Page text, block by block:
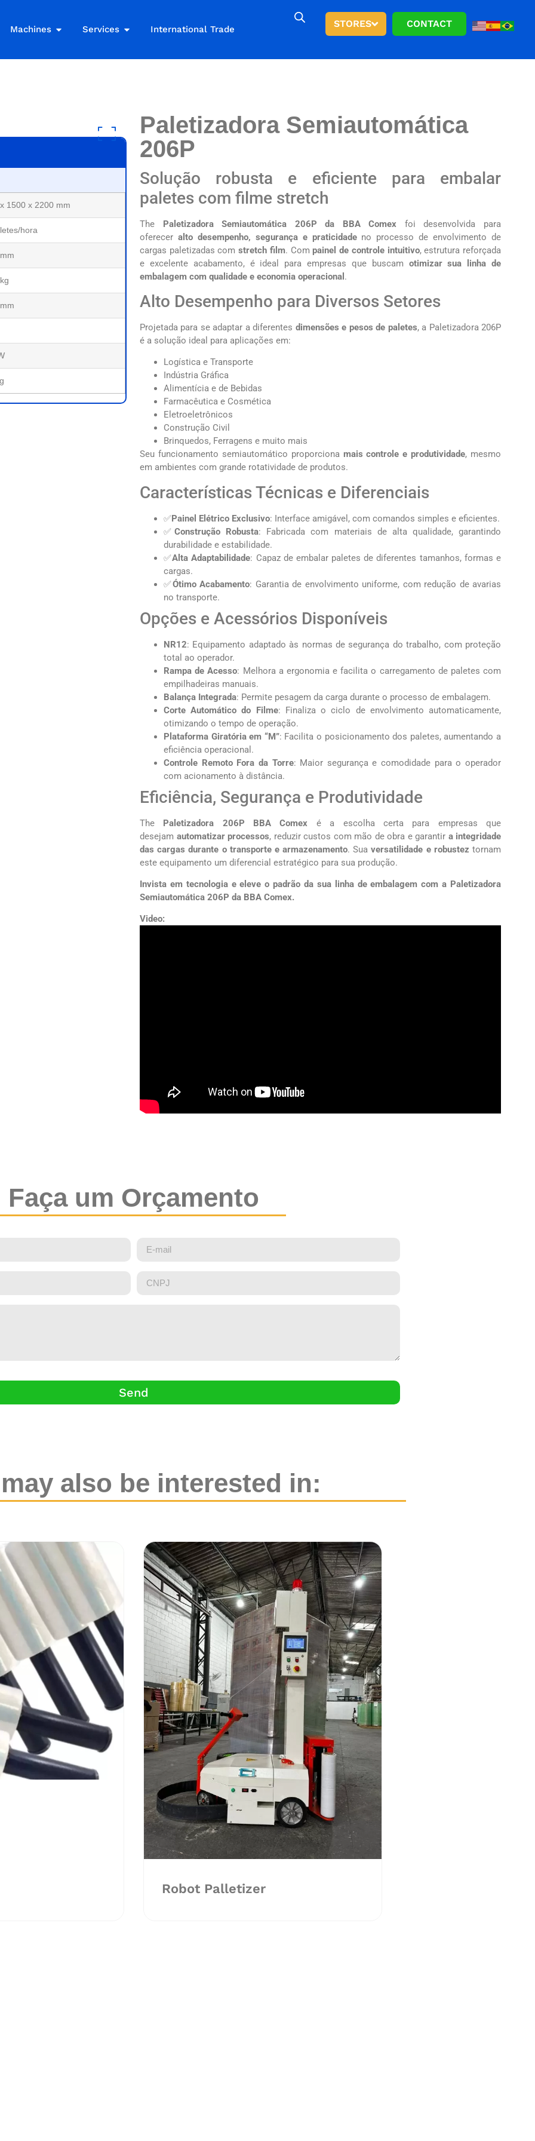
Machines Services International Trade
STORES CONTACT
1500 x 2200 mm
hora
Paletizadora Semiautomática
206P
Solução robusta e eficiente para embalar
paletes com filme stretch
The Paletizadora Semiautomática 206P da BBA Comex foi desenvolvida para
oferecer alto desempenho, segurança e praticidadeno processo de envolvimento de
cargas paletizadas comstretch film. Compainel de controle intuitivo, estrutura reforçada
e excelente acabamento, é ideal para empresas que buscam otimizar sua linha de
embalagem com qualidade e economia operacional .
Alto Desempenho para Diversos Setores
Projetada para se adaptar a diferentes dimensões e pesos de paletes, a Paletizadora 206P
é a solução ideal para aplicações em:
Logística e Transporte
Indústria Gráfica
Alimentícia e de Bebidas
Farmacêutica e Cosmética
Eletroeletrônicos
Construção Civil
Brinquedos, Ferragens e muito mais
Seu funcionamento semiautomático proporciona mais controle e produtividade, mesmo
em ambientes com grande rotatividade de produtos.
Características Técnicas e Diferenciais
✅Painel Elétrico Exclusivo: Interface amigável, com comandos simples e eficientes.
✅Construção Robusta: Fabricada com materiais de alta qualidade, garantindo
durabilidade e estabilidade.
✅Alta Adaptabilidade: Capaz de embalar paletes de diferentes tamanhos, formas e
cargas.
✅Ótimo Acabamento: Garantia de envolvimento uniforme, com redução de avarias
no transporte.
Opções e Acessórios Disponíveis
NR12: Equipamento adaptado às normas de segurança do trabalho, com proteção
total ao operador.
Rampa de Acesso: Melhora a ergonomia e facilita o carregamento de paletes com
empilhadeiras manuais.
Balança Integrada: Permite pesagem da carga durante o processo de embalagem.
Corte Automático do Filme: Finaliza o ciclo de envolvimento automaticamente,
otimizando o tempo de operação.
Plataforma Giratória em “M”: Facilita o posicionamento dos paletes, aumentando a
eficiência operacional.
Controle Remoto Fora da Torre: Maior segurança e comodidade para o operador
com acionamento à distância.
Eficiência, Segurança e Produtividade
The Paletizadora 206P BBA Comex é a escolha certa para empresas que
desejam automatizar processos, reduzir custos com mão de obra e garantir a integridade
das cargas durante o transporte e armazenamento. Suaversatilidade e robustez tornam
este equipamento um diferencial estratégico para sua produção.
Invista em tecnologia e eleve o padrão da sua linha de embalagem com a Paletizadora
Semiautomática 206P da BBA Comex.
Video:
Faça um Orçamento
Send
also be interested in:
Robot Palletizer